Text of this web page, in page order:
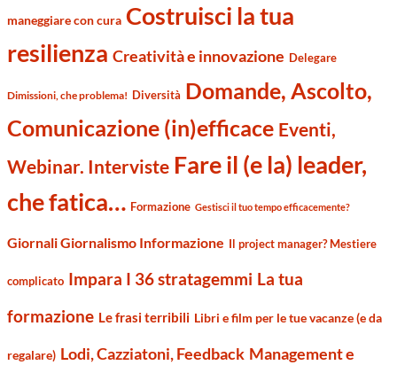
maneggiare con cura Costruisci la tua
resilienza Creatività e innovazione Delegare
Dimissioni, che problema! Diversità Domande, Ascolto,
Comunicazione (in)efficace Eventi,
Webinar. Interviste Fare il (e la) leader,
che fatica… Formazione Gestisci il tuo tempo efficacemente?
Giornali Giornalismo Informazione Il project manager? Mestiere
complicato Impara I 36 stratagemmi La tua
formazione Le frasi terribili Libri e film per le tue vacanze (e da
regalare) Lodi, Cazziatoni, Feedback Management e